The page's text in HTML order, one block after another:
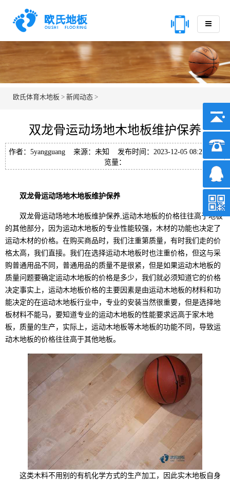
欧氏体育木地板 > 新闻动态 >
双龙骨运动场地木地板维护保养
作者：5yangguang 来源：未知 发布时间：2023-12-05 08:27 浏
览量：
双龙骨运动场地木地板维护保养
双龙骨运动场地木地板维护保养,运动木地板的价格往往高于地板
的其他部分，因为运动木地板的专业性能较强，木材的功能也决定了
运动木材的价格。在购买商品时，我们注重第质量，有时我们走的价
格太高，我们直接。我们在选择运动木地板时也注重价格，但这与采
购普通用品不同，普通用品的质量不是很紧，但是如果运动木地板的
质量问题要确定运动木地板的价格是多少，我们就必须知道它的价格
决定事实上，运动木地板价格的主要因素是由运动木地板的材料和功
能决定的在运动木地板行业中，专业的安装当然很重要，但是选择地
板材料不能马，要知道专业的运动木地板的性能要求远高于家木地
板，质量的生产，实际上，运动木地板等木地板的功能不同，导致运
动木地板的价格往往高于其他地板。
这类木料不用别的有机化学方式的生产加工，因此实木地板自身